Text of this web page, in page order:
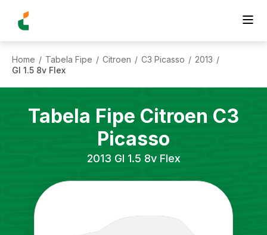
Home / Tabela Fipe / Citroen / C3 Picasso / 2013 /
Gl 1.5 8v Flex
Tabela Fipe Citroen C3
Picasso
2013 Gl 1.5 8v Flex